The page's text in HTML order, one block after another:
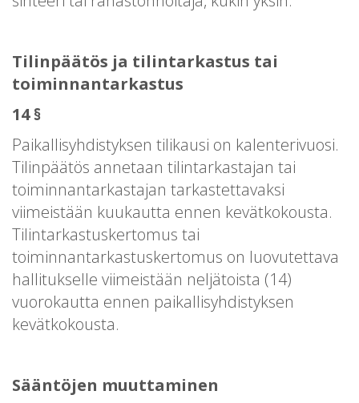
Tilinpäätös ja tilintarkastus tai
toiminnantarkastus
14 §
Paikallisyhdistyksen tilikausi on kalenterivuosi.
Tilinpäätös annetaan tilintarkastajan tai
toiminnantarkastajan tarkastettavaksi
viimeistään kuukautta ennen kevätkokousta.
Tilintarkastuskertomus tai
toiminnantarkastuskertomus on luovutettava
hallitukselle viimeistään neljätoista (14)
vuorokautta ennen paikallisyhdistyksen
kevätkokousta.
Sääntöjen muuttaminen